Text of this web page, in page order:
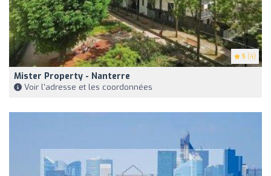
5 (4)
Mister Property - Nanterre
Voir l'adresse et les coordonnées